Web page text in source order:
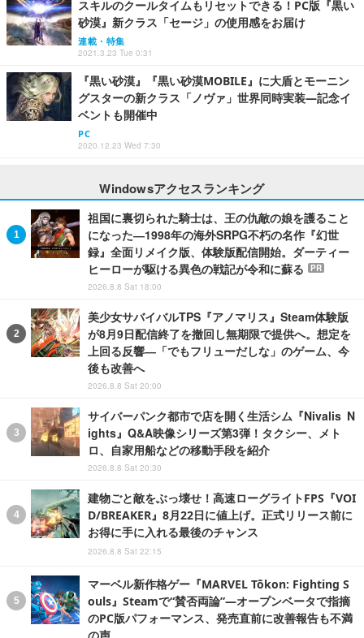
スキルのクールタイムもリセットできる！PC版『黒い
砂漠』新クラス「セージ」の使用感をお届け
連載・特集
2021.3.23 Tue 0:31
『黒い砂漠』『黒い砂漠MOBILE』に大盾とモーニン
グスターの新クラス「ノヴァ」世界同時実装―記念イ
ベントも開催中
PC
2020.12.23 Wed 7:30
Windowsアクセスランキング
祖国に裏切られた騎士は、王の仇敵の娘を護ること
になった―1998年の海外SRPG不朽の名作『幻世
録』全面リメイク版、体験版配信開始。ダーティー
ヒーローが駆ける異色の戦記が令和に蘇る
PR
2026.8.8 Sat 18:00
美少女サバイバルTPS『アノマリス』Steam体験版
が8月9日配信終了を撤回し無期限で提供へ。想定を
上回る反響―「でもフリューだしな」のゲーム、今
後も改善へ
2026.8.8 Sat 20:00
サイバーパンク都市で店を開く生活シム『Nivalis N
ights』Q&A映像シリーズ第3弾！タクシー、メト
ロ、自家用船などの移動手段を紹介
2026.8.8 Sat 20:30
建物ごと敵をぶっ壊せ！高速ローグライトFPS『VOI
D/BREAKER』8月22日に値上げ。正式リリース前に
お得に手に入れる最後のチャンス
2026.8.8 Sat 22:15
マーベル新作格ゲー『MARVEL Tōkon: Fighting S
ouls』Steamで“賛否両論”―オープンベータで指摘
のPC版パフォーマンス、発売直前に改善報告も不満